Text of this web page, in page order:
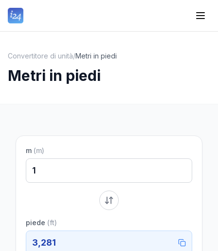
Convertitore di unità/Metri in piedi
Metri in piedi
m (m)
piede (ft)
3,281